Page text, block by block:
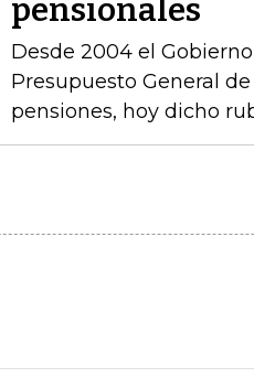
pensionales
Desde 2004 el
Presupuesto General
pensiones, hoy dicho